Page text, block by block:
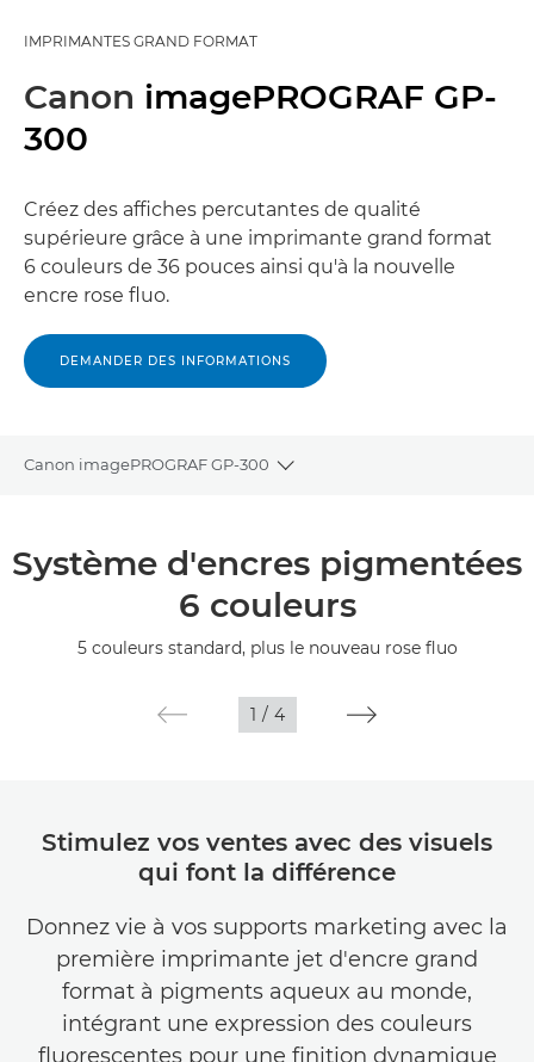
IMPRIMANTES GRAND FORMAT
Canon imagePROGRAF GP-
300
Créez des affiches percutantes de qualité
supérieure grâce à une imprimante grand format
6 couleurs de 36 pouces ainsi qu'à la nouvelle
encre rose fluo.
DEMANDER DES INFORMATIONS
Canon imagePROGRAF GP-300
Toggle breadcrumbs
Caractéristiques
Galerie
Système d'encres pigmentées
6 couleurs
5 couleurs standard, plus le nouveau rose fluo
1 / 4
Stimulez vos ventes avec des visuels
qui font la différence
Donnez vie à vos supports marketing avec la
première imprimante jet d'encre grand
format à pigments aqueux au monde,
intégrant une expression des couleurs
fluorescentes pour une finition dynamique